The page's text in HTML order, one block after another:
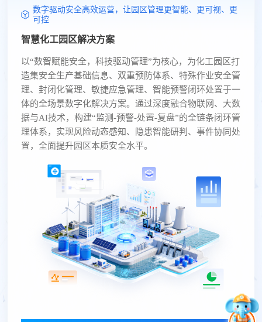
数字驱动安全高效运营，让园区管理更智能、更可视、更
可控
智慧化工园区解决方案
以“数智赋能安全，科技驱动管理”为核心，为化工园区打
造集安全生产基础信息、双重预防体系、特殊作业安全管
理、封闭化管理、敏捷应急管理、智能预警闭环处置于一
体的全场景数字化解决方案。通过深度融合物联网、大数
据与AI技术，构建“监测-预警-处置-复盘”的全链条闭环管
理体系，实现风险动态感知、隐患智能研判、事件协同处
置，全面提升园区本质安全水平。